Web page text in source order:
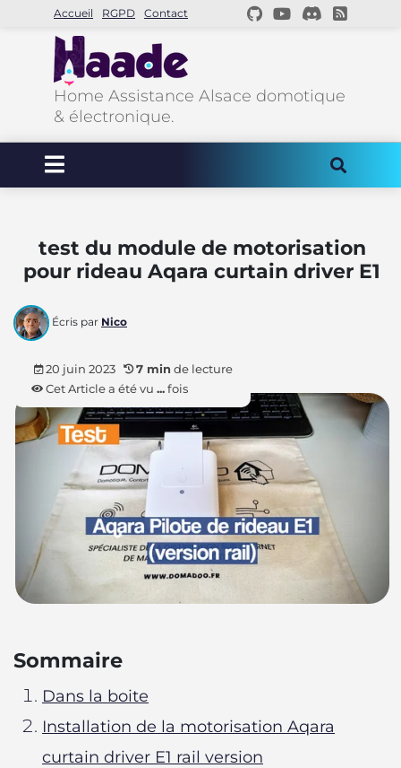
Accueil RGPD Contact
Home Assistance Alsace domotique
& électronique.
test du module de motorisation
pour rideau Aqara curtain driver E1
Écris par Nico
20 juin 2023 7 min de lecture
Cet Article a été vu ...fois
Sommaire
Dans la boite
Installation de la motorisation Aqara
curtain driver E1 rail version